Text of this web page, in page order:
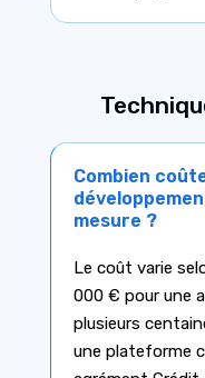
Combien
mesure ?
Le coût varie
000 € pour une
plusieurs
une plateforme